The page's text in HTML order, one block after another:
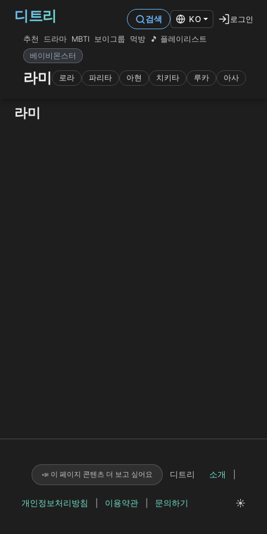
디트리
추천 드라마 MBTI 보이그룹 먹방
🎵 플레이리스트
베이비몬스터
라미 로라 파리타 아현 치키타 루카 아사
검색 KO 로그인
라미
📣 이 페이지 콘텐츠 더 보고 싶어요 디트리 소개
개인정보처리방침 이용약관 문의하기 ☀️